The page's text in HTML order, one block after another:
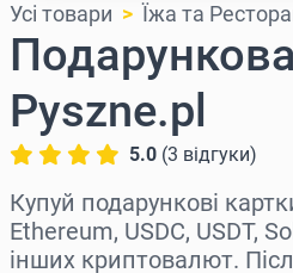
Усі товари Їжа та
Pyszne.pl
5.0 (3 відгуки)
Купуй подарункові
Ethereum, USDC, USDT,
інших криптовалют.